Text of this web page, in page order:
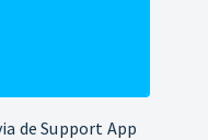
de Support App